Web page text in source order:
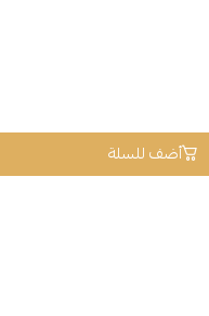
أضف للسلة